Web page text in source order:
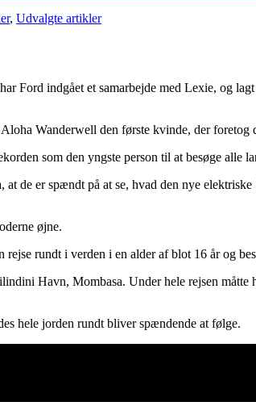
, Udvalgte artikler
Ford indgået et samarbejde med Lexie, og
Wanderwell den første kvinde, der
som den yngste person til at besøge alle
de er spændt på at se, hvad den nye
øjne.
rundt i verden i en alder af blot 16 år og
Havn, Mombasa. Under hele rejsen måtte
hele jorden rundt bliver spændende at følge.